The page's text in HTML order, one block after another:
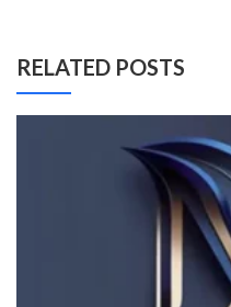
RELATED POSTS